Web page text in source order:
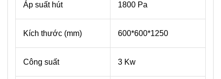
Áp suất hút 1800 Pa
Kích thước (mm) 600*600*1250
Công suất 3 Kw